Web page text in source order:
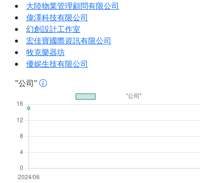
大陸物業管理顧問有限公司
偉澤科技有限公司
幻創設計工作室
宏佳寶國際資訊有限公司
牧克樂器坊
優妮生技有限公司
"公司"